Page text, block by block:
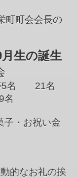
町会会長の
生の誕生
5名 21名
名
・お祝い金
的なお礼の挨